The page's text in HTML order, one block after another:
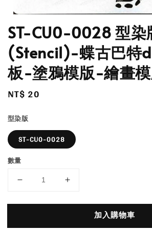
ST-CU0-0028 型染
(Stencil)-蝶古巴特
板-塗鴉模版-繪畫
Regular
NT$ 20
型染版
ST-CU0-0028
數量
加入購物車